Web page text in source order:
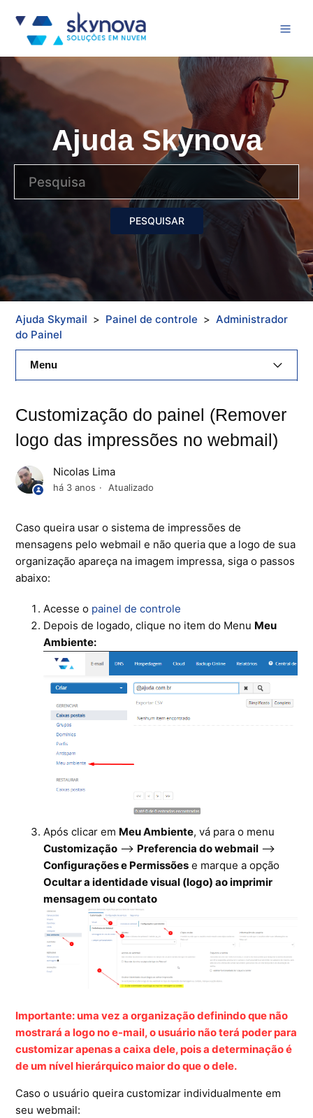
Ajuda Skynova
Ajuda Skymail Painel de controle
Administrador
do Painel
Menu
Painel De Controle
Backup
Skybox
Microsoft 365
Ferramentas
Segurança
Skymail Talk
Interno - Cloud Interno
Interno - CloudStack
Interno - Skybox
Interno - Veeam
Equipe Ativação
Microsoft SQL Server
Customização do painel (Remover
logo das impressões no webmail)
Nicolas Lima
há 3 anos Atualizado
Caso queira usar o sistema de impressões de
mensagens pelo webmail e não queria que a logo de sua
organização apareça na imagem impressa, siga o passos
abaixo:
Acesse o painel de controle
Depois de logado, clique no item do Menu Meu
Ambiente:
Após clicar em Meu Ambiente, vá para o menu
Customização --> Preferencia do webmail -->
Configurações e Permissões e marque a opção
Ocultar a identidade visual (logo) ao imprimir
mensagem ou contato
Importante: uma vez a organização definindo que não
mostrará a logo no e-mail, o usuário não terá poder para
customizar apenas a caixa dele, pois a determinação é
de um nível hierárquico maior do que o dele.
Caso o usuário queira customizar individualmente em
seu webmail: